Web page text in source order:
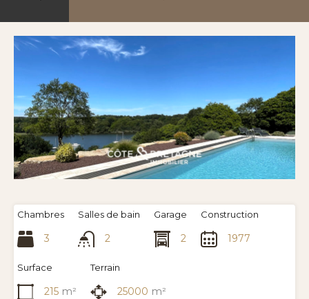
Chambres
3
Salles de bain
2
Garage
2
Construction
1977
Surface
215 m²
Terrain
25000 m²